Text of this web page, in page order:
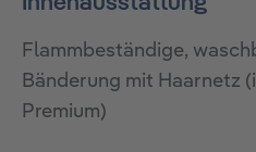
Flammbeständige,
Bänderung mit Haarnetz
Premium)